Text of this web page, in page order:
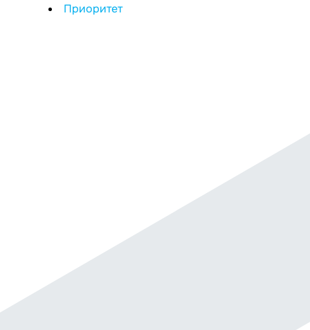
Приоритет